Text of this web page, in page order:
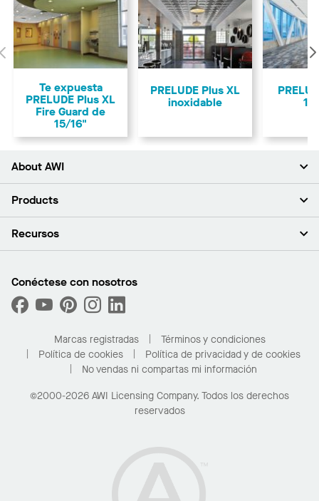
Anterior
Te expuesta
PRELUDE Plus XL
Fire Guard de
15/16"
PRELUDE Plus XL
inoxidable
About AWI
Acerca de nosotros
Sala de prensa
¿Cuáles son mis opciones de compra?
Products
Plafones
Capacidades personalizadas
Desempeño
Recursos
Buscar un distribuidor
Solicitar muestras
Compre en línea con Kanopi
Para el hogar
Conéctese con nosotros
Marcas registradas
Términos y condiciones
Política de cookies
Política de privacidad y de cookies
No vendas ni compartas mi información
©2000-2026 AWI Licensing Company. Todos los derechos
reservados